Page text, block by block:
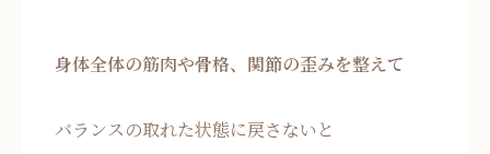
身体全体の筋肉や骨格、関節の歪みを整えて
バランスの取れた状態に戻さないと